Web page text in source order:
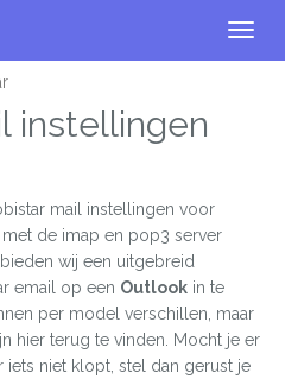
instellingen
mail instellingen voor
met de imap en pop3 server
wij een uitgebreid
email op een Outlook in te
per model verschillen, maar
hier terug te vinden. Mocht je er
niet klopt, stel dan gerust je